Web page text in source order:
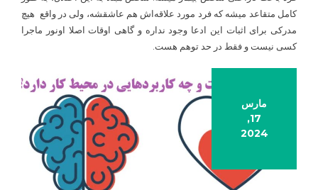
کامل متقاعد میشه که فرد مورد علاقه‌اش هم عاشقشه، ولی در واقع هیچ
مدرکی برای اثبات این ادعا وجود نداره و گاهی اوقات اصلا اونور ماجرا
کسی نیست و فقط در حد توهم هست.
مارس
17,
2024